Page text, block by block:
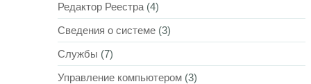
Редактор Реестра (4)
Сведения о системе (3)
Службы (7)
Управление компьютером (3)